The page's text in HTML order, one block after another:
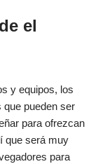
el
y equipos, los
que pueden ser
para ofrezcan
que será muy
para